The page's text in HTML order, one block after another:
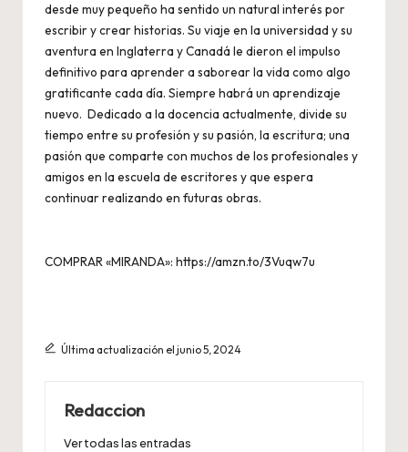
desde muy pequeño ha sentido un natural interés por
escribir y crear historias. Su viaje en la universidad y su
aventura en Inglaterra y Canadá le dieron el impulso
definitivo para aprender a saborear la vida como algo
gratificante cada día. Siempre habrá un aprendizaje
nuevo. Dedicado a la docencia actualmente, divide su
tiempo entre su profesión y su pasión, la escritura; una
pasión que comparte con muchos de los profesionales y
amigos en la escuela de escritores y que espera
continuar realizando en futuras obras.
COMPRAR «MIRANDA»: https://amzn.to/3Vuqw7u
Última actualización el junio 5, 2024
Redaccion
Ver todas las entradas